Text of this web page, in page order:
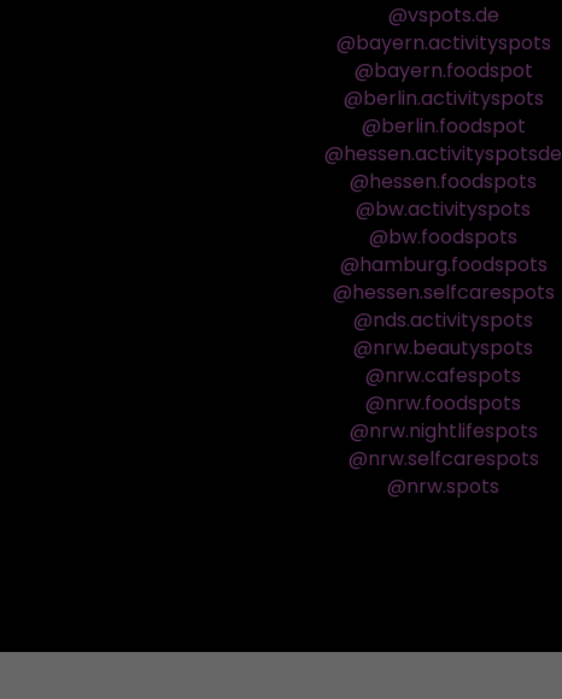
@vspots.de
@bayern.activityspots
@bayern.foodspot
@berlin.activityspots
@berlin.foodspot
@hessen.activityspotsde
@hessen.foodspots
@bw.activityspots
@bw.foodspots
@hamburg.foodspots
@hessen.selfcarespots
@nds.activityspots
@nrw.beautyspots
@nrw.cafespots
@nrw.foodspots
@nrw.nightlifespots
@nrw.selfcarespots
@nrw.spots